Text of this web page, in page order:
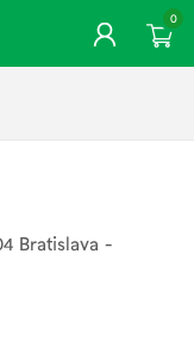
0
Bratislava -